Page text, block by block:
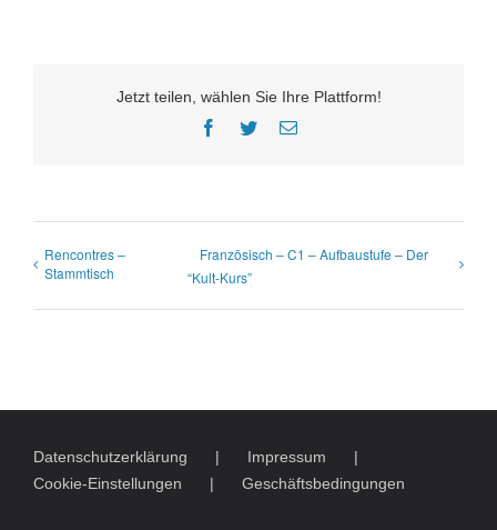
Jetzt teilen, wählen Sie Ihre Plattform!
Facebook
TwitterE-
Rencontres –
Stammtisch
Französisch – C1 – Aufbaustufe – Der
“Kult-Kurs”
Datenschutzerklärung
Impressum
Cookie-Einstellungen
Geschäftsbedingungen